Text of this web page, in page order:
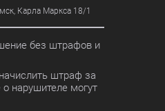
Карла Маркса 18/1
без штрафов и
штраф за
нарушителе могут